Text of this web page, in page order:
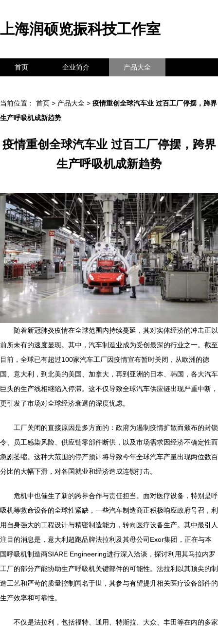
上海润硕览振科技工作室
首页 企业简介 产品大全
当前位置： 首页 > 产品大全 > 疫情重创全球汽车业 过百工厂停摆，跨界
生产呼吸机成新趋势
疫情重创全球汽车业 过百工厂停摆，跨界
生产呼吸机成新趋势
随着新冠肺炎疫情在全球范围内持续蔓延，其对实体经济的冲击正以
前所未有的速度显现。其中，汽车制造业成为受创最深的行业之一。截至
目前，全球已有超过100家汽车工厂因疫情宣布暂时关闭，从欧洲的德
国、意大利，到北美的美国、加拿大，再到亚洲的日本、韩国，各大汽车
巨头的生产线相继陷入停滞。这不仅导致全球汽车供应链出现严重中断，
更引发了市场对全球经济衰退的深度忧虑。
工厂关闭的直接原因是多方面的：政府为遏制疫情扩散而颁布的封锁
令、员工感染风险、供应链零部件断供，以及市场需求因经济不确定性而
急剧萎缩。这种大范围的停产预计将导致今年全球汽车产量出现两位数百
分比的大幅下滑，对各国就业和经济造成连锁打击。
危机中也催生了新的跨界合作与责任担当。面对医疗设备，特别是呼
吸机等救命设备的全球性紧缺，一些汽车制造商正积极响应政府号召，利
用自身强大的工程设计与精密制造能力，转向医疗设备生产。其中最引人
注目的消息是，意大利超跑品牌法拉利及其母公司Exor集团，正在与本
国呼吸机制造商SIARE Engineering进行深入洽谈，探讨利用其马拉内罗
工厂的部分产能协助生产呼吸机关键部件的可能性。法拉利以其顶尖的制
造工艺和严苛的质量控制闻名于世，其参与有望提升相关医疗设备部件的
生产效率和可靠性。
不仅是法拉利，包括福特、通用、特斯拉、大众、丰田等在内的多家